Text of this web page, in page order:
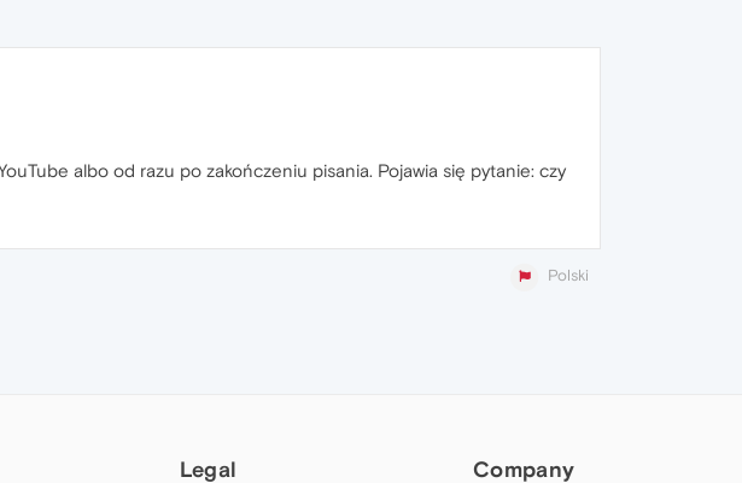
albo od razu po zakończeniu pisania. Pojawia się pytanie: czy
Polski
Legal Company